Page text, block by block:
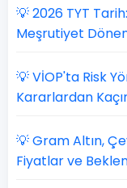
💡 2026 TYT
Meşrutiyet
💡 VİOP'ta Risk
Kararlardan
💡 Gram Altın,
Fiyatlar ve